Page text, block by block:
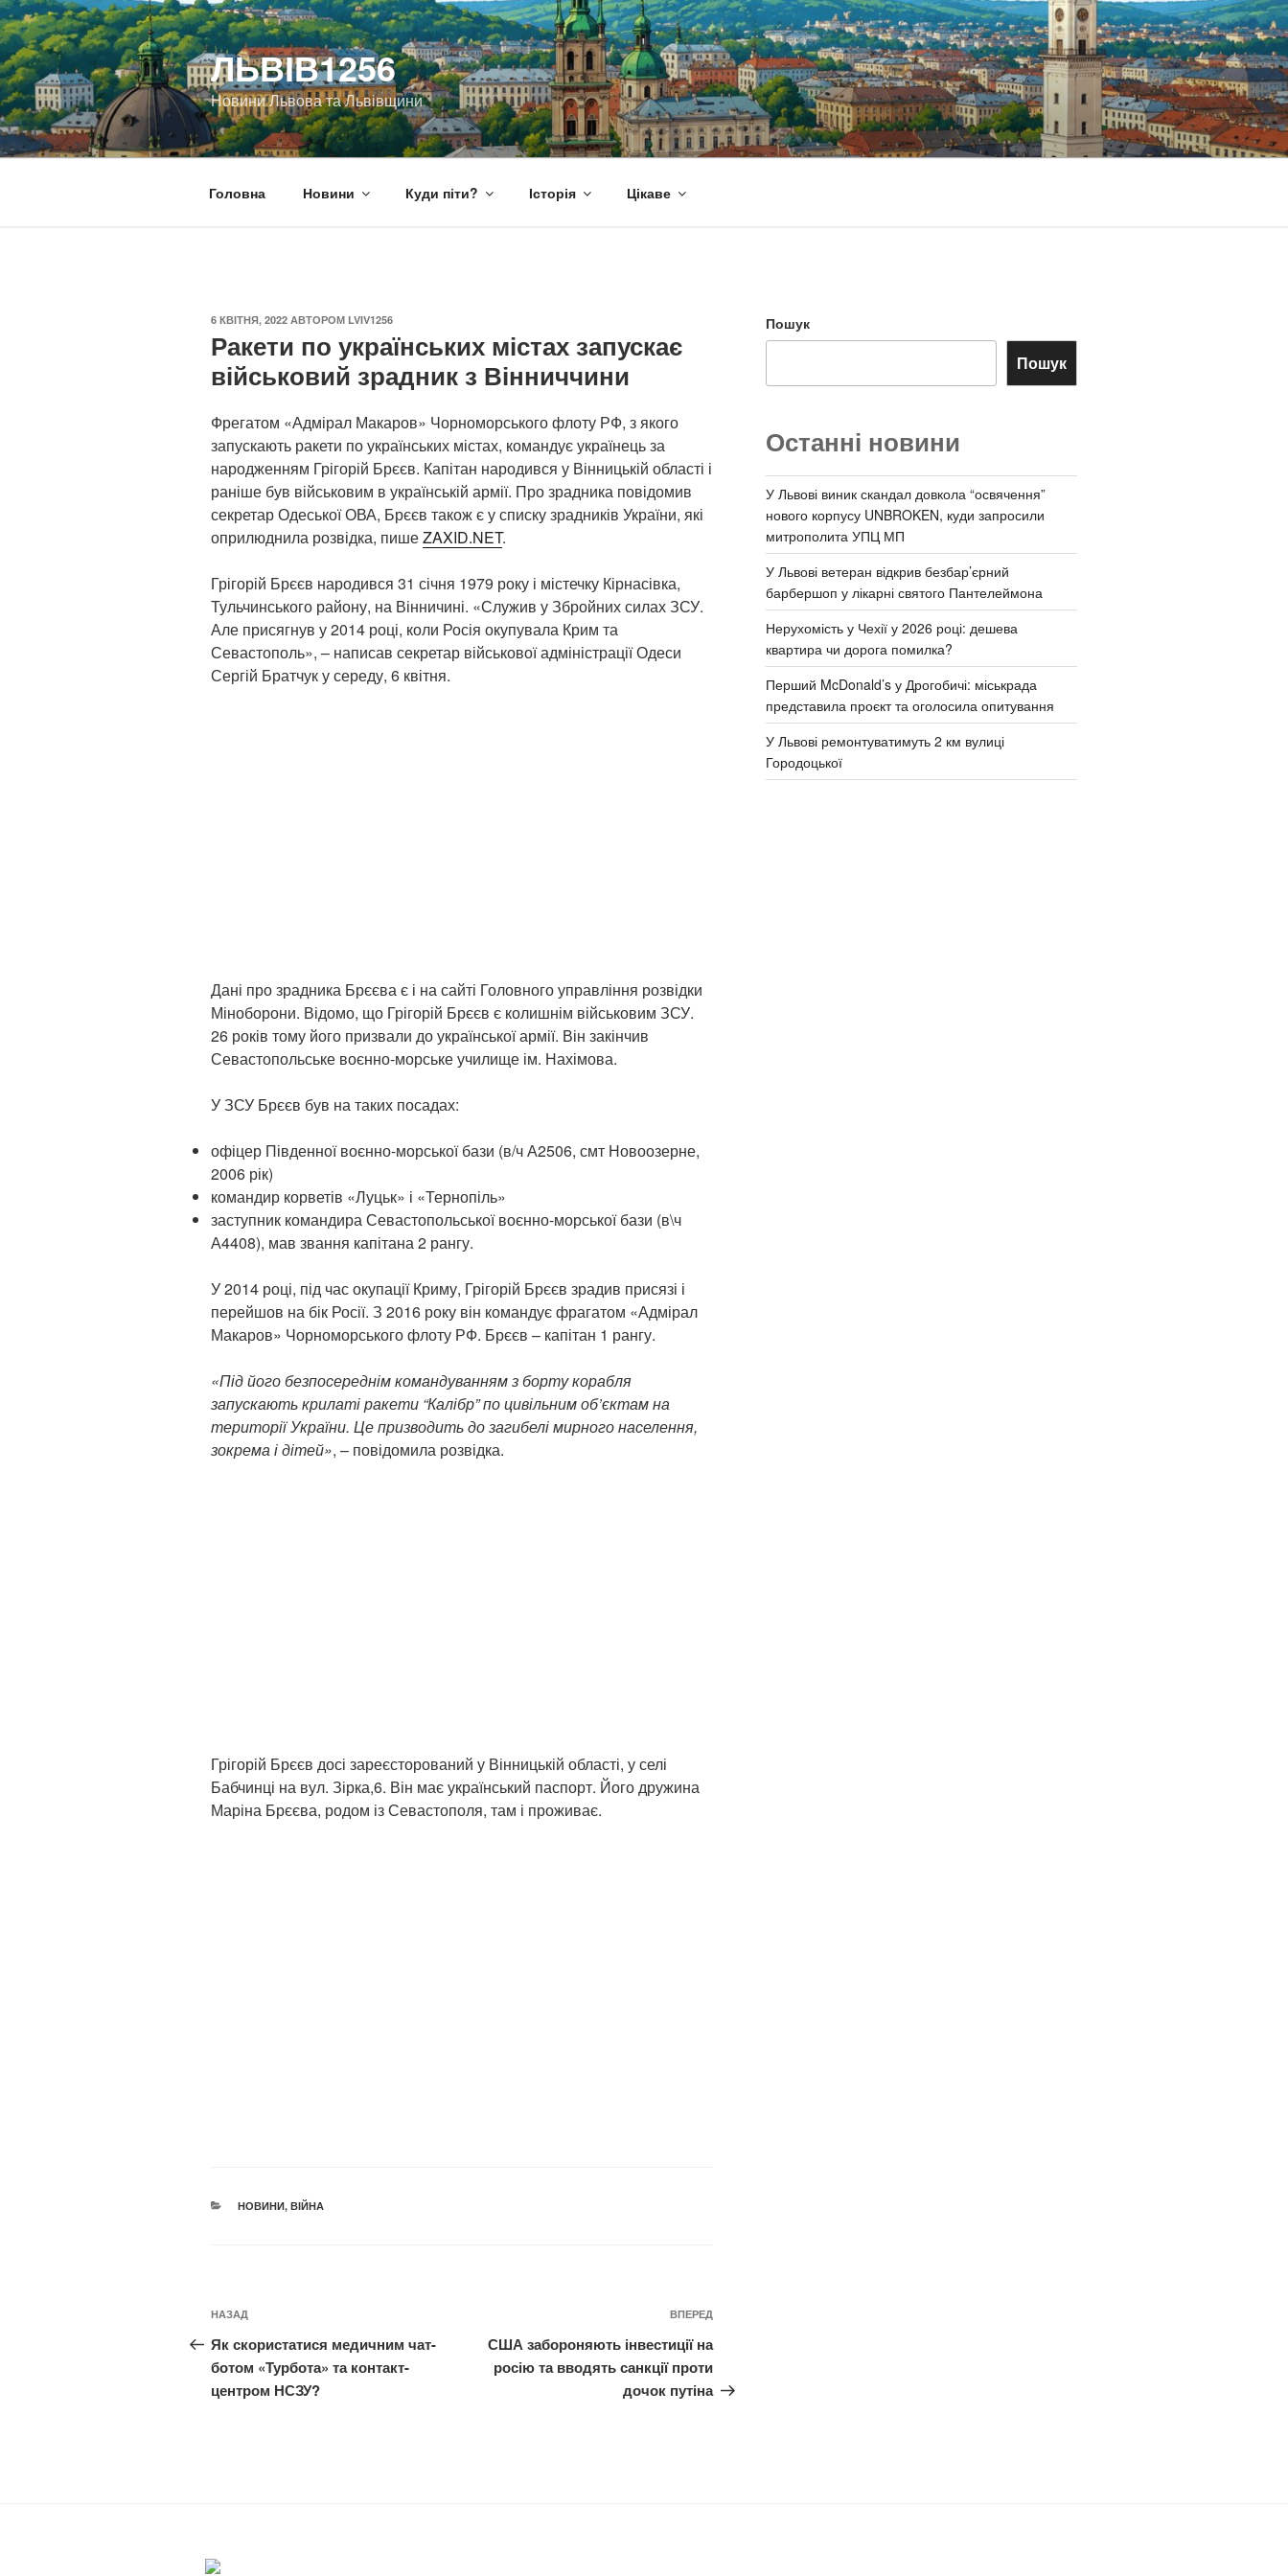
Перейти
до
вмісту
ЛЬВІВ1256
Новини Львова та Львівщини
Головна Новини Куди піти? Історія Цікаве
ОПУБЛІКОВАНО
6 КВІТНЯ, 2022 АВТОРОМ LVIV1256
Ракети по українських містах запускає
військовий зрадник з Вінниччини
Фрегатом «Адмірал Макаров» Чорноморського флоту РФ, з якого
запускають ракети по українських містах, командує українець за
народженням Грігорій Брєєв. Капітан народився у Вінницькій області і
раніше був військовим в українській армії. Про зрадника повідомив
секретар Одеської ОВА, Брєєв також є у списку зрадників України, які
оприлюднила розвідка, пишеZAXID.NET.
Грігорій Брєєв народився 31 січня 1979 року і містечку Кірнасівка,
Тульчинського району, на Вінничині. «Служив у Збройних силах ЗСУ.
Але присягнув у 2014 році, коли Росія окупувала Крим та
Севастополь», – написав секретар військової адміністрації Одеси
Сергій Братчук у середу, 6 квітня.
Дані про зрадника Брєєва є і на сайті Головного управління розвідки
Міноборони. Відомо, що Грігорій Брєєв є колишнім військовим ЗСУ.
26 років тому його призвали до української армії. Він закінчив
Севастопольське воєнно-морське училище ім. Нахімова.
У ЗСУ Брєєв був на таких посадах:
офіцер Південної воєнно-морської бази (в/ч А2506, смт Новоозерне,
2006 рік)
командир корветів «Луцьк» і «Тернопіль»
заступник командира Севастопольської воєнно-морської бази (в\ч
А4408), мав звання капітана 2 рангу.
У 2014 році, під час окупації Криму, Грігорій Брєєв зрадив присязі і
перейшов на бік Росії. З 2016 року він командує фрагатом «Адмірал
Макаров» Чорноморського флоту РФ. Брєєв – капітан 1 рангу.
«Під його безпосереднім командуванням з борту корабля
запускають крилаті ракети “Калібр” по цивільним об’єктам на
території України. Це призводить до загибелі мирного населення,
зокрема і дітей», – повідомила розвідка.
Грігорій Брєєв досі зареєсторований у Вінницькій області, у селі
Бабчинці на вул. Зірка,6. Він має український паспорт. Його дружина
Маріна Брєєва, родом із Севастополя, там і проживає.
КАТЕГОРІЇ
НОВИНИ, ВІЙНА
Навігація
записів
Попередній
запис:
НАЗАД
Як скористатися медичним чат-
ботом «Турбота» та контакт-
центром НСЗУ?
Наступний
запис
ВПЕРЕД
США забороняють інвестиції на
росію та вводять санкції проти
дочок путіна
Пошук
Пошук
Останні новини
У Львові виник скандал довкола “освячення”
нового корпусу UNBROKEN, куди запросили
митрополита УПЦ МП
У Львові ветеран відкрив безбар’єрний
барбершоп у лікарні святого Пантелеймона
Нерухомість у Чехії у 2026 році: дешева
квартира чи дорога помилка?
Перший McDonald’s у Дрогобичі: міськрада
представила проєкт та оголосила опитування
У Львові ремонтуватимуть 2 км вулиці
Городоцької